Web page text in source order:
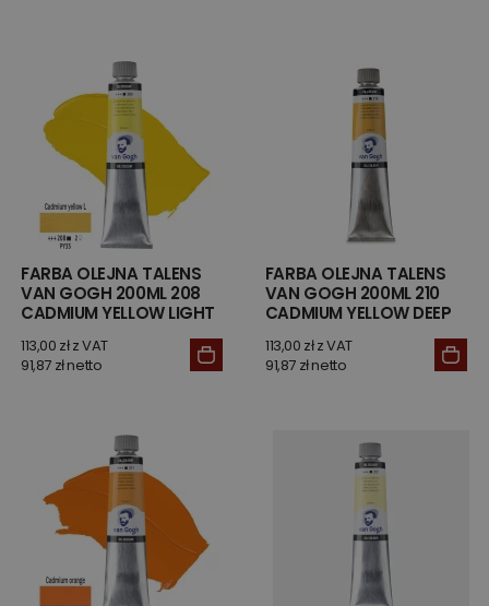
FARBA OLEJNA TALENS
VAN GOGH 200ML 208
CADMIUM YELLOW LIGHT
113,00 zł z VAT
91,87 zł netto
FARBA OLEJNA TALENS
VAN GOGH 200ML 210
CADMIUM YELLOW DEEP
113,00 zł z VAT
91,87 zł netto